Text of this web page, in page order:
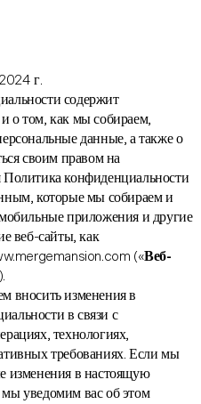
г.
содержит
о том, как мы собираем,
данные, а также о
своим правом на
конфиденциальности
которые мы собираем и
приложения и другие
веб-сайты, как
(«Веб-
вносить изменения в
в связи с
технологиях,
требованиях. Если мы
изменения в настоящую
уведомим вас об этом